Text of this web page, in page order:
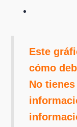
Este
cómo
No